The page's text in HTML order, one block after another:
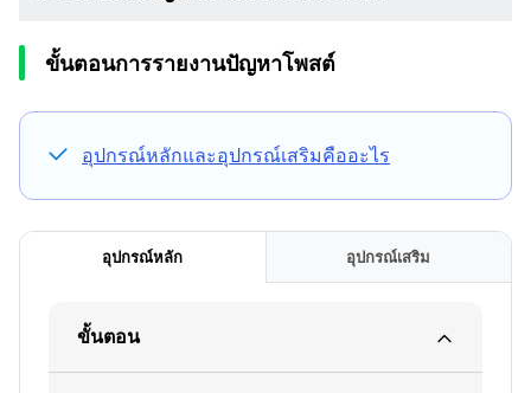
ขั้นตอนการรายงานปัญหาโพสต์
อุปกรณ์หลักและอุปกรณ์เสริมคืออะไร
อุปกรณ์หลัก อุปกรณ์เสริม
ขั้นตอน